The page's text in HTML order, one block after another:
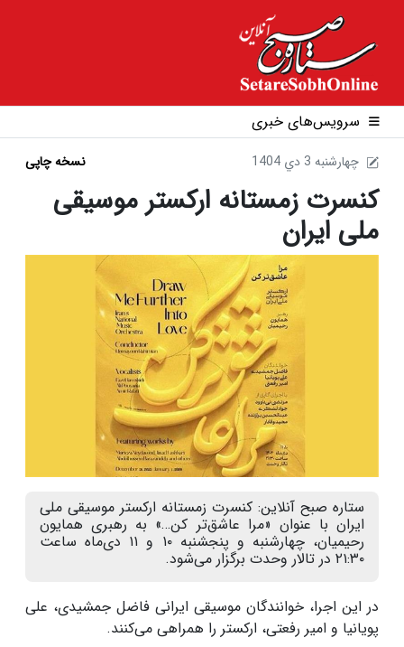
سرویس‌های خبری
1404 چهارشنبه 3 دي نسخه چاپی
کنسرت زمستانه ارکستر موسیقی
ملی ایران
ستاره صبح آنلاین: کنسرت زمستانه ارکستر موسیقی ملی
ایران با عنوان «مرا عاشق‌تر کن…» به رهبری همایون
رحیمیان، چهارشنبه و پنجشنبه ۱۰ و ۱۱ دی‌ماه ساعت
۲۱:۳۰ در تالار وحدت برگزار می‌شود.
در این اجرا، خوانندگان موسیقی ایرانی فاضل جمشیدی، علی
پویانیا و امیر رفعتی، ارکستر را همراهی می‌کنند.